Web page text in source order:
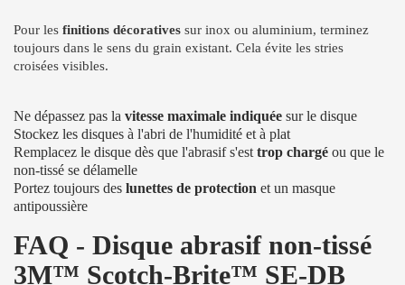
Pour les finitions décoratives sur inox ou aluminium, terminez
toujours dans le sens du grain existant. Cela évite les stries
croisées visibles.
Ne dépassez pas la vitesse maximale indiquée sur le disque
Stockez les disques à l'abri de l'humidité et à plat
Remplacez le disque dès que l'abrasif s'est trop chargé ou que le
non-tissé se délamelle
Portez toujours des lunettes de protection et un masque
antipoussière
FAQ - Disque abrasif non-tissé
3M™ Scotch-Brite™ SE-DB